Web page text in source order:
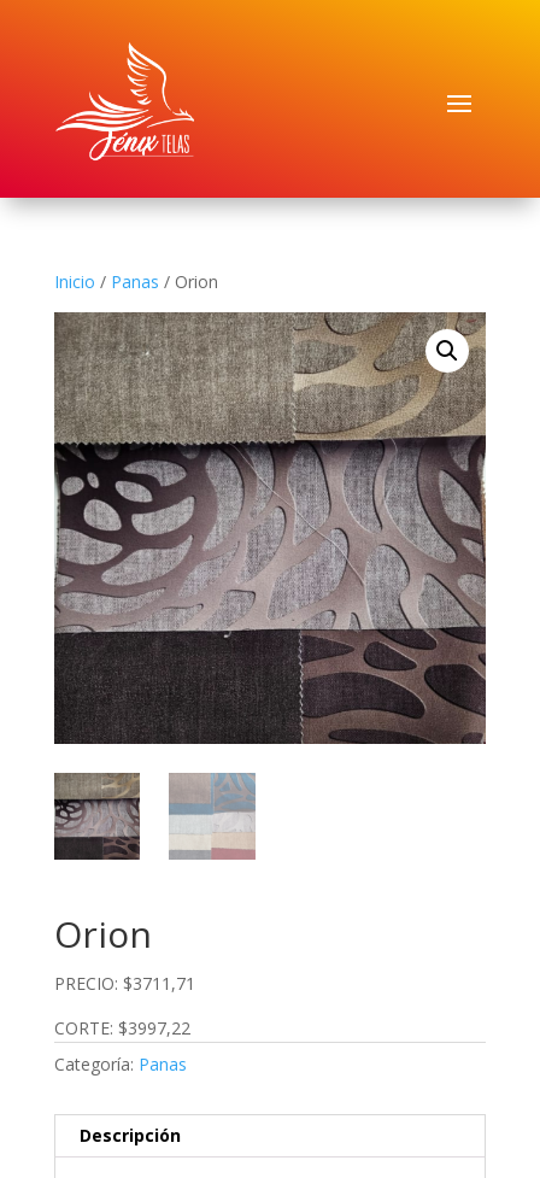
Inicio / Panas / Orion
Orion
PRECIO: $3711,71
CORTE: $3997,22
Categoría: Panas
Descripción